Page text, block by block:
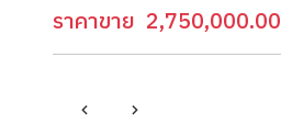
ราคาขาย 2,750,000.00